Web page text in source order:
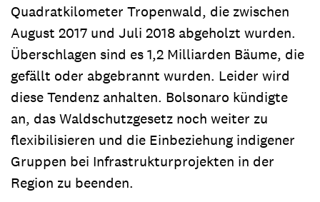
Quadratkilometer Tropenwald, die zwischen
August 2017 und Juli 2018 abgeholzt wurden.
Überschlagen sind es 1,2 Milliarden Bäume, die
gefällt oder abgebrannt wurden. Leider wird
diese Tendenz anhalten. Bolsonaro kündigte
an, das Waldschutzgesetz noch weiter zu
flexibilisieren und die Einbeziehung indigener
Gruppen bei Infrastrukturprojekten in der
Region zu beenden.